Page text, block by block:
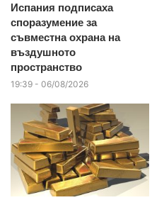
Испания подписаха
споразумение за
съвместна охрана на
въздушното
пространство
19:39 - 06/08/2026